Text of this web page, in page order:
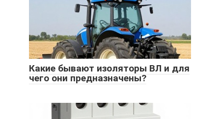
Какие бывают изоляторы ВЛ и для
чего они предназначены?